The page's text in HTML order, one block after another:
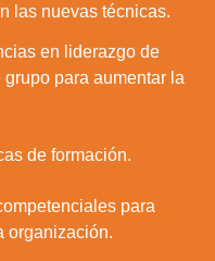
las nuevas técnicas.
en liderazgo de
para aumentar la
de formación.
para
organización.